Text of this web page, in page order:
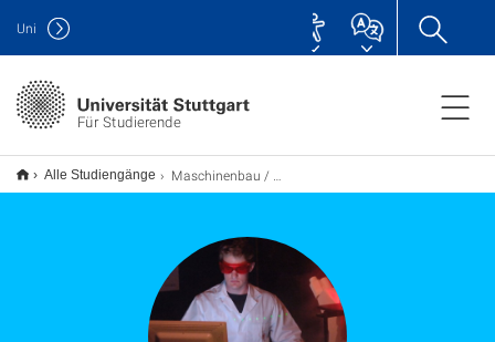
Für Studierende
Uni
Alle Studiengänge Maschinenbau / Mikrotechnik, Gerätetechnik und Technische Optik M.Sc.